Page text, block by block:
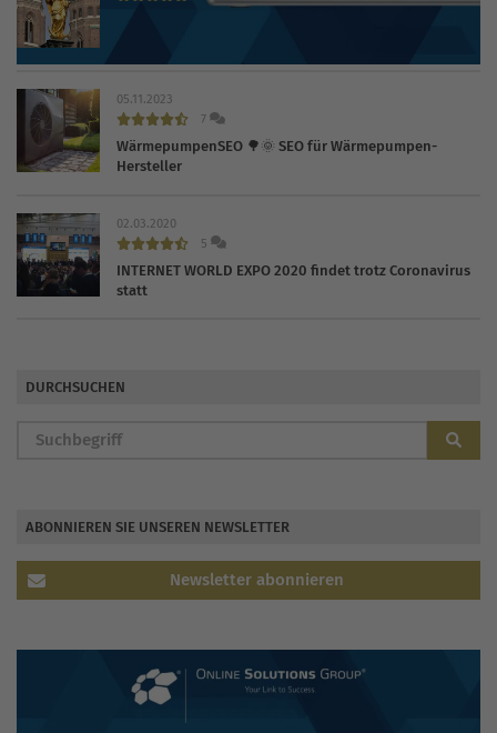
05.11.2023
7
WärmepumpenSEO 🌳🌞 SEO für Wärmepumpen-
Hersteller
02.03.2020
5
INTERNET WORLD EXPO 2020 findet trotz Coronavirus
statt
DURCHSUCHEN
ABONNIEREN SIE UNSEREN NEWSLETTER
Newsletter abonnieren